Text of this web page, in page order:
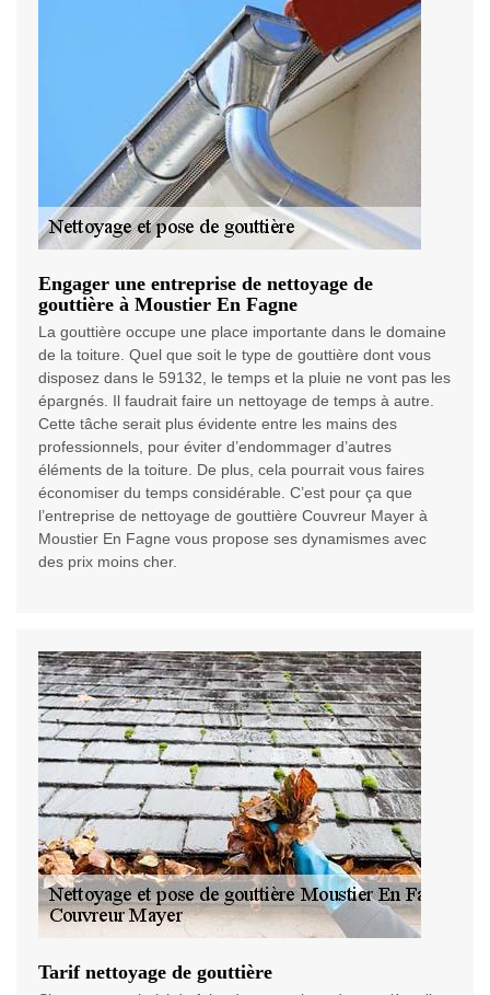
Engager une entreprise de nettoyage de
gouttière à Moustier En Fagne
La gouttière occupe une place importante dans le domaine
de la toiture. Quel que soit le type de gouttière dont vous
disposez dans le 59132, le temps et la pluie ne vont pas les
épargnés. Il faudrait faire un nettoyage de temps à autre.
Cette tâche serait plus évidente entre les mains des
professionnels, pour éviter d’endommager d’autres
éléments de la toiture. De plus, cela pourrait vous faires
économiser du temps considérable. C’est pour ça que
l’entreprise de nettoyage de gouttière Couvreur Mayer à
Moustier En Fagne vous propose ses dynamismes avec
des prix moins cher.
Tarif nettoyage de gouttière